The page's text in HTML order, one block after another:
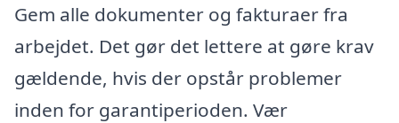
Gem alle dokumenter og fakturaer fra
arbejdet. Det gør det lettere at gøre krav
gældende, hvis der opstår problemer
inden for garantiperioden. Vær